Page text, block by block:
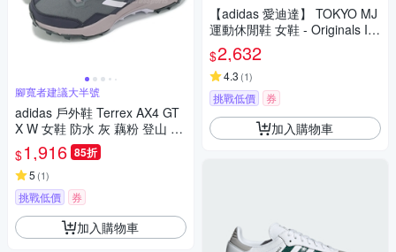
腳寬者建議大半號
adidas 戶外鞋 Terrex AX4 GT
X W 女鞋 防水 灰 藕粉 登山 機
能 抗撕裂 愛迪達 IG6580
$1,916 85折
5 (1)
挑戰低價 券
加入購物車
【adidas 愛迪達】 TOKYO MJ
運動休閒鞋 女鞋 - Originals IH
4532
$2,632
4.3 (1)
挑戰低價 券
加入購物車